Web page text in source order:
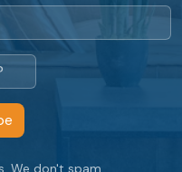
We don't spam.